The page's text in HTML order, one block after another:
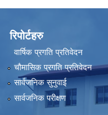
रिपोर्टहरु
वार्षिक प्रगति प्रतिवेदन
चौमासिक प्रगति प्रतिवेदन
सार्वजनिक सुनुवाई
सार्वजनिक परीक्षण